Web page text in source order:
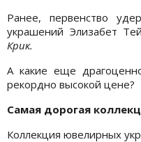
Ранее, первенство
украшений Элизабет
Крик.
А какие еще
рекордно высокой цене?
Самая дорогая
Коллекция ювелирных